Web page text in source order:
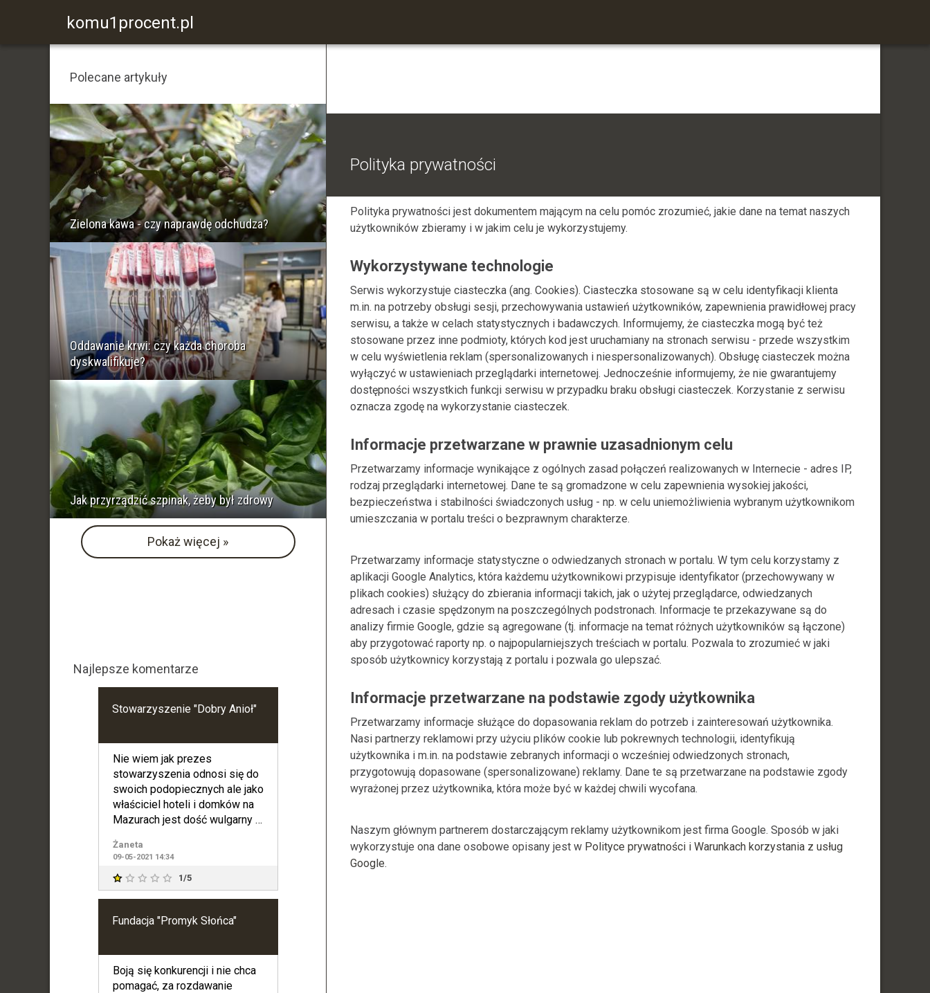
komu1procent.pl
Polityka prywatności
Polityka prywatności jest dokumentem mającym na celu pomóc zrozumieć, jakie dane na temat naszych
użytkowników zbieramy i w jakim celu je wykorzystujemy.
Wykorzystywane technologie
Serwis wykorzystuje ciasteczka (ang. Cookies). Ciasteczka stosowane są w celu identyfikacji klienta
m.in. na potrzeby obsługi sesji, przechowywania ustawień użytkowników, zapewnienia prawidłowej pracy
serwisu, a także w celach statystycznych i badawczych. Informujemy, że ciasteczka mogą być też
stosowane przez inne podmioty, których kod jest uruchamiany na stronach serwisu - przede wszystkim
w celu wyświetlenia reklam (spersonalizowanych i niespersonalizowanych). Obsługę ciasteczek można
wyłączyć w ustawieniach przeglądarki internetowej. Jednocześnie informujemy, że nie gwarantujemy
dostępności wszystkich funkcji serwisu w przypadku braku obsługi ciasteczek. Korzystanie z serwisu
oznacza zgodę na wykorzystanie ciasteczek.
Informacje przetwarzane w prawnie uzasadnionym celu
Przetwarzamy informacje wynikające z ogólnych zasad połączeń realizowanych w Internecie - adres IP,
rodzaj przeglądarki internetowej. Dane te są gromadzone w celu zapewnienia wysokiej jakości,
bezpieczeństwa i stabilności świadczonych usług - np. w celu uniemożliwienia wybranym użytkownikom
umieszczania w portalu treści o bezprawnym charakterze.
Przetwarzamy informacje statystyczne o odwiedzanych stronach w portalu. W tym celu korzystamy z
aplikacji Google Analytics, która każdemu użytkownikowi przypisuje identyfikator (przechowywany w
plikach cookies) służący do zbierania informacji takich, jak o użytej przeglądarce, odwiedzanych
adresach i czasie spędzonym na poszczególnych podstronach. Informacje te przekazywane są do
analizy firmie Google, gdzie są agregowane (tj. informacje na temat różnych użytkowników są łączone)
aby przygotować raporty np. o najpopularniejszych treściach w portalu. Pozwala to zrozumieć w jaki
sposób użytkownicy korzystają z portalu i pozwala go ulepszać.
Informacje przetwarzane na podstawie zgody użytkownika
Przetwarzamy informacje służące do dopasowania reklam do potrzeb i zainteresowań użytkownika.
Nasi partnerzy reklamowi przy użyciu plików cookie lub pokrewnych technologii, identyfikują
użytkownika i m.in. na podstawie zebranych informacji o wcześniej odwiedzonych stronach,
przygotowują dopasowane (spersonalizowane) reklamy. Dane te są przetwarzane na podstawie zgody
wyrażonej przez użytkownika, która może być w każdej chwili wycofana.
Naszym głównym partnerem dostarczającym reklamy użytkownikom jest firma Google. Sposób w jaki
wykorzystuje ona dane osobowe opisany jest w Polityce prywatności i Warunkach korzystania z usług
Google.
Polecane artykuły
Zielona kawa - czy naprawdę odchudza?
Oddawanie krwi: czy każda choroba
dyskwalifikuje?
Jak przyrządzić szpinak, żeby był zdrowy
Pokaż więcej »
Najlepsze komentarze
Stowarzyszenie "Dobry Anioł"
Nie wiem jak prezes
stowarzyszenia odnosi się do
swoich podopiecznych ale jako
właściciel hoteli i domków na
Mazurach jest dość wulgarny i
Żaneta
09-05-2021 14:34
1/5
Fundacja "Promyk Słońca"
Boją się konkurencji i nie chca
pomagać, za rozdawanie